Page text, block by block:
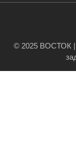
© 2025 ВОСТОК |